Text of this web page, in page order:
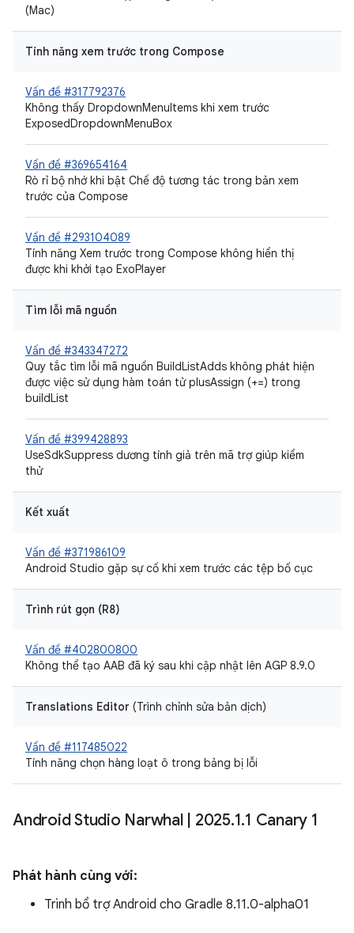
(Mac)
Tính năng xem trước trong Compose
Vấn đề #317792376
Không thấy DropdownMenuItems khi xem trước
ExposedDropdownMenuBox
Vấn đề #369654164
Rò rỉ bộ nhớ khi bật Chế độ tương tác trong bản xem
trước của Compose
Vấn đề #293104089
Tính năng Xem trước trong Compose không hiển thị
được khi khởi tạo ExoPlayer
Tìm lỗi mã nguồn
Vấn đề #343347272
Quy tắc tìm lỗi mã nguồn BuildListAdds không phát hiện
được việc sử dụng hàm toán tử plusAssign (+=) trong
buildList
Vấn đề #399428893
UseSdkSuppress dương tính giả trên mã trợ giúp kiểm
thử
Kết xuất
Vấn đề #371986109
Android Studio gặp sự cố khi xem trước các tệp bố cục
Trình rút gọn (R8)
Vấn đề #402800800
Không thể tạo AAB đã ký sau khi cập nhật lên AGP 8.9.0
Translations Editor (Trình chỉnh sửa bản dịch)
Vấn đề #117485022
Tính năng chọn hàng loạt ô trong bảng bị lỗi
Android Studio Narwhal 2025.1.1 Canary 1
Phát hành cùng với:
Trình bổ trợ Android cho Gradle 8.11.0-alpha01